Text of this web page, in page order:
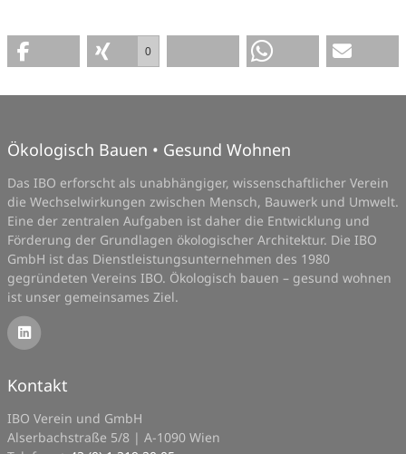
0
Ökologisch Bauen • Gesund Wohnen
Das IBO erforscht als unabhängiger, wissenschaftlicher Verein
die Wechselwirkungen zwischen Mensch, Bauwerk und Umwelt.
Eine der zentralen Aufgaben ist daher die Entwicklung und
Förderung der Grundlagen ökologischer Architektur. Die IBO
GmbH ist das Dienstleistungsunternehmen des 1980
gegründeten Vereins IBO. Ökologisch bauen – gesund wohnen
ist unser gemeinsames Ziel.
Kontakt
IBO Verein und GmbH
Alserbachstraße 5/8 | A-1090 Wien